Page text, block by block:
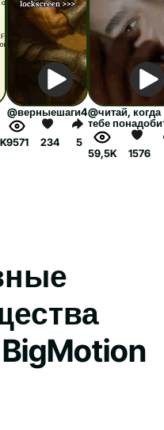
@верныешаги4
9571 234 5
@читай, когда
тебе
59,5K 1576